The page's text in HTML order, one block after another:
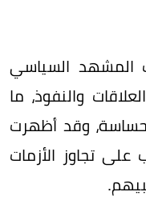
المشهد السياسي
والنفوذ، ما
وقد أظهرت
تجاوز الأزمات